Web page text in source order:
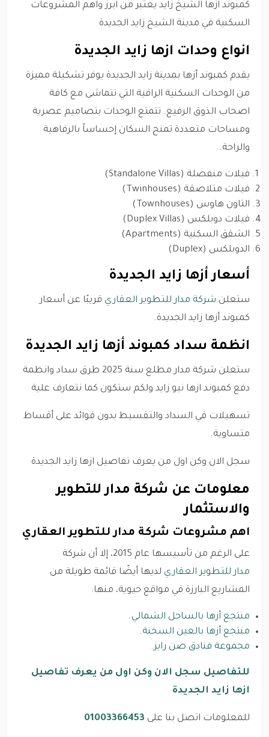
كمبوند ازها الشيخ زايد يعتبر من ابرز واهم المشروعات
السكنية في مدينة الشيخ زايد الجديدة
انواع وحدات ازها زايد الجديدة
يقدم كمبوند أزها بمدينة زايد الجديدة يوفر تشكيلة مميزة
من الوحدات السكنية الراقية التي تتماشى مع كافة
اصحاب الذوق الرفيع. تتمتع الوحدات بتصاميم عصرية
ومساحات متعددة تمنح السكان إحساساً بالرفاهية
والراحة.
فيلات منفصلة (Standalone Villas)
فيلات متلاصقة (Twinhouses)
التاون هاوس (Townhouses)
فيلات دوبلكس (Duplex Villas)
الشقق السكنية (Apartments)
الدوبلكس (Duplex)
أسعار أزها زايد الجديدة
ستعلن شركة مدار للتطوير العقاري قريبًا عن أسعار
كمبوند أزها زايد الجديدة.
انظمة سداد كمبوند أزها زايد الجديدة
ستعلن شركة مدار مطلع سنة 2025 طرق سداد وانظمة
دفع كمبوند ازها نيو زايد ولكم ستكون كما نتعارف علية
تسهيلات في السداد والتقسيط بدون فوائد على أقساط
متساوية.
سجل الان وكن اول من يعرف تفاصيل ازها زايد الجديدة
معلومات عن شركة مدار للتطوير
والاستثمار
اهم مشروعات شركة مدار للتطوير العقاري
على الرغم من تأسيسها عام 2015، إلا أن شركة
مدار للتطوير العقاري لديها أيضًا قائمة طويلة من
المشاريع البارزة في مواقع حيوية، منها:
منتجع أزها بالساحل الشمالي.
منتجع أزها بالعين السخنة.
مجموعة فنادق صن رايز.
للتفاصيل سجل الان وكن اول من يعرف تفاصيل
ازها زايد الجديدة
للمعلومات اتصل بنا على 01003366453